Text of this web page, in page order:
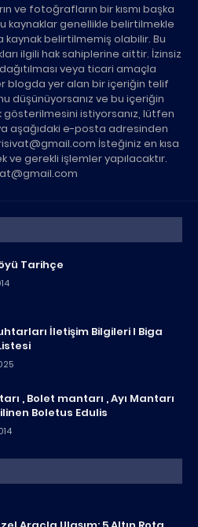
ve fotoğrafların bir kısmı başka
kaynaklar genellikle belirtilmekle
kaynak belirtilmemiş olabilir. Bu
ilgili hak sahiplerine aittir. İzinsiz
veya ticari amaçla
blogda yer alan bir içeriğin telif
düşünüyorsanız ve bu içeriğin
gösterilmesini istiyorsanız, lütfen
aşağıdaki e-posta adresinden
İsteğiniz en kısa
gerekli işlemler yapılacaktır.
Tarihçe
İletişim Bilgileri I Biga
, Bolet mantarı , Ayı Mantarı
Boletus Edulis